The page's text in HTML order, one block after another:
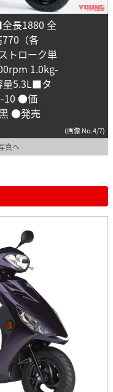
長1880 全
（各
トローク単
1.0kg-
量5.3L■タ
10 ●価
●発売
(画像 No.4/7)
真へ